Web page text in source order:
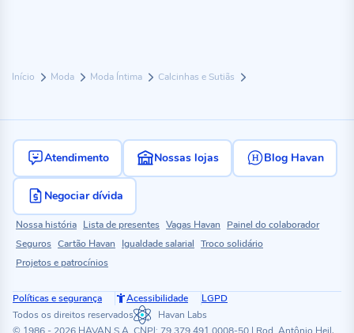
Início Moda Moda Íntima Calcinhas e Sutiãs
Atendimento Nossas lojas Blog Havan
Negociar dívida
Nossa história Lista de presentes Vagas Havan
Painel do colaborador
Seguros Cartão Havan Igualdade salarial Troco solidário
Projetos e patrocínios
Políticas e segurança Acessibilidade
LGPD
Todos os direitos reservados
Havan Labs